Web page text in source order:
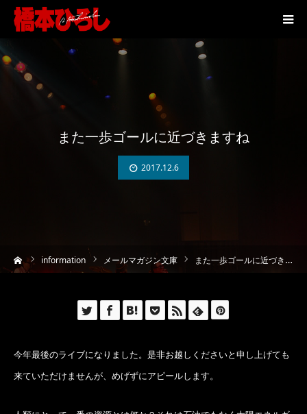
また一歩ゴールに近づきますね
2017.12.6
information メールマガジン文庫 また一歩ゴールに近づきますね
今年最後のライブになりました。是非お越しくださいと申し上げても
来ていただけませんが、めげずにアピールします。